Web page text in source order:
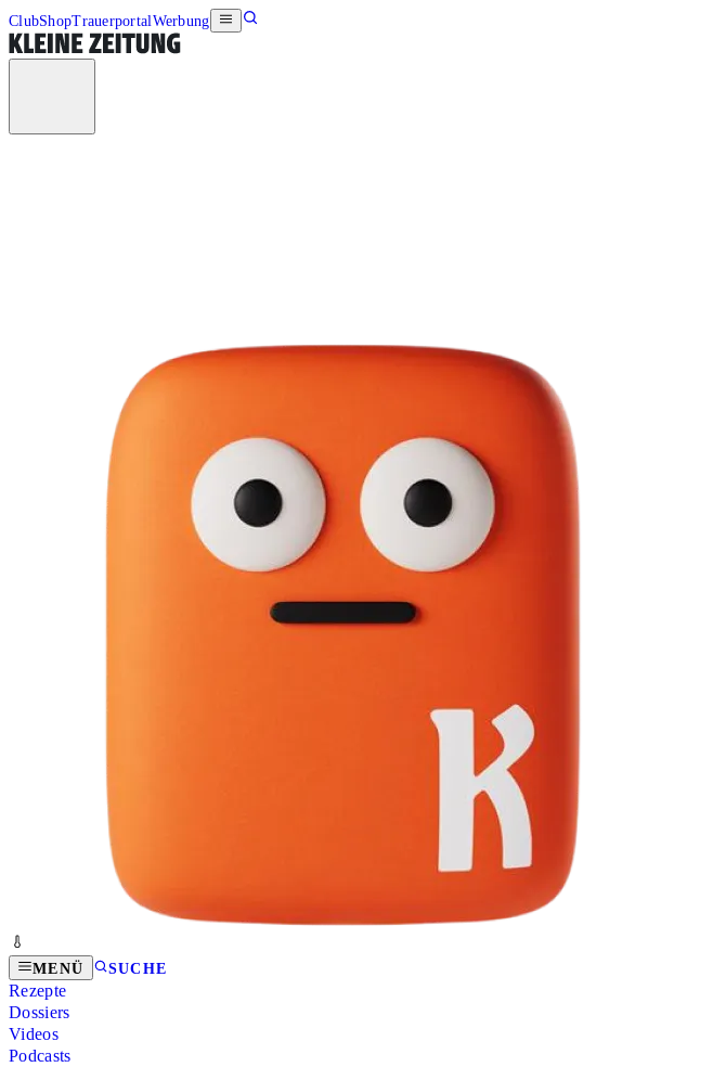
ClubShopTrauerportalWerbung
MENÜ SUCHE
Rezepte
Dossiers
Videos
Podcasts